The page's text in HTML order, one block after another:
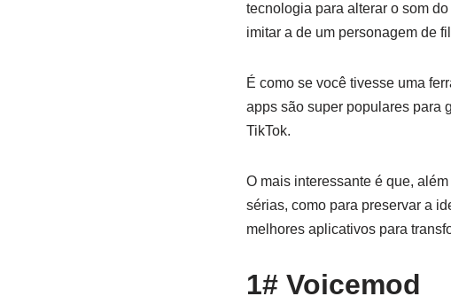
tecnologia para alterar o som
imitar a de um personagem de
É como se você tivesse uma
apps são super populares para
TikTok.
O mais interessante é que,
sérias, como para preservar a
melhores aplicativos para
1# Voicemod